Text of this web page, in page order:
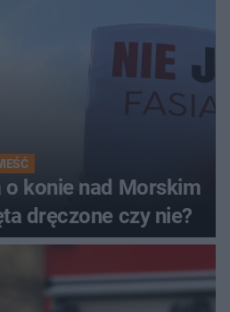
o konie nad Morskim
dręczone czy nie?